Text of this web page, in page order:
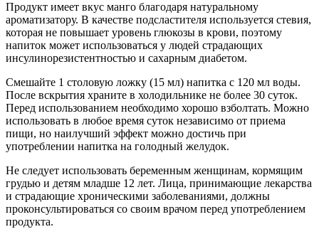
Продукт имеет вкус манго благодаря натуральному
ароматизатору. В качестве подсластителя используется стевия,
которая не повышает уровень глюкозы в крови, поэтому
напиток может использоваться у людей страдающих
инсулинорезистентностью и сахарным диабетом.
Смешайте 1 столовую ложку (15 мл) напитка с 120 мл воды.
После вскрытия храните в холодильнике не более 30 суток.
Перед использованием необходимо хорошо взболтать. Можно
использовать в любое время суток независимо от приема
пищи, но наилучший эффект можно достичь при
употреблении напитка на голодный желудок.
Не следует использовать беременным женщинам, кормящим
грудью и детям младше 12 лет. Лица, принимающие лекарства
и страдающие хроническими заболеваниями, должны
проконсультироваться со своим врачом перед употреблением
продукта.